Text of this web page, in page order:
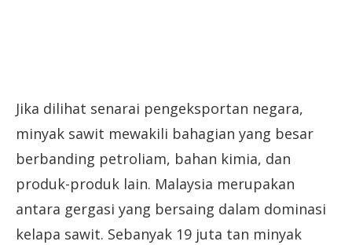
Jika dilihat senarai pengeksportan negara,
minyak sawit mewakili bahagian yang besar
berbanding petroliam, bahan kimia, dan
produk-produk lain. Malaysia merupakan
antara gergasi yang bersaing dalam dominasi
kelapa sawit. Sebanyak 19 juta tan minyak